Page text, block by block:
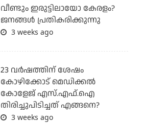
വീണ്ടും ഇരുട്ടിലായോ കേരളം?
ജനങ്ങൾ പ്രതികരിക്കുന്നു
3 weeks ago
23 വർഷത്തിന് ശേഷം
കോഴിക്കോട് മെഡിക്കൽ
കോളേജ് എസ്.എഫ്.ഐ
തിരിച്ചുപിടിച്ചത് എങ്ങനെ?
3 weeks ago